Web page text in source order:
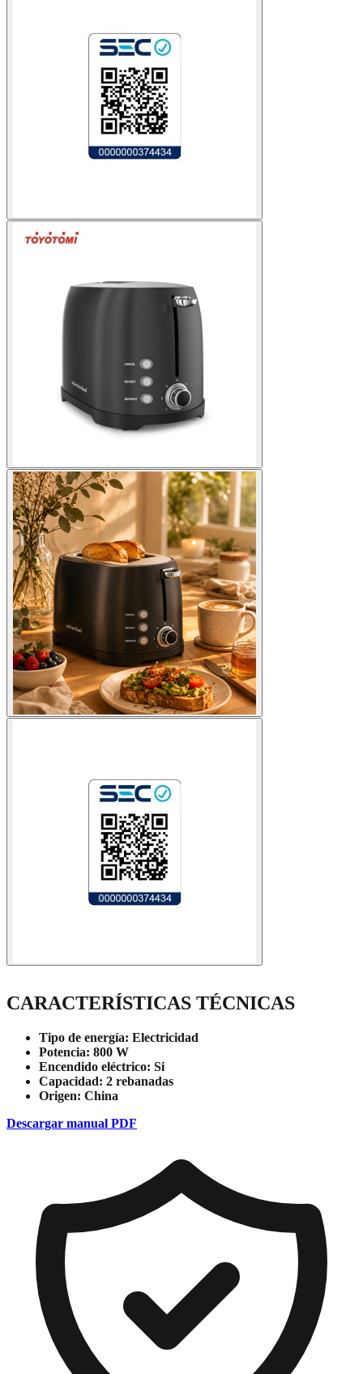
CARACTERÍSTICAS TÉCNICAS
Tipo de energía: Electricidad
Potencia: 800 W
Encendido eléctrico: Si
Capacidad: 2 rebanadas
Origen: China
Descargar manual PDF